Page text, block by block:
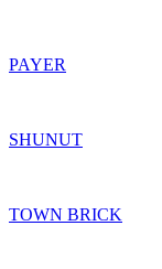
PAYER
SHUNUT
TOWN BRICK